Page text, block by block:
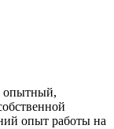
опытный,
опыт работы на